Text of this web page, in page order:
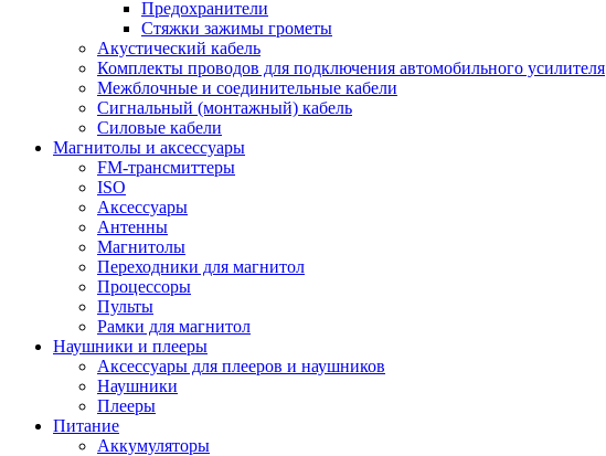
Предохранители
Стяжки зажимы грометы
Акустический кабель
Комплекты проводов для подключения автомобильного усилителя
Межблочные и соединительные кабели
Сигнальный (монтажный) кабель
Силовые кабели
Магнитолы и аксессуары
FM-трансмиттеры
ISO
Аксессуары
Антенны
Магнитолы
Переходники для магнитол
Процессоры
Пульты
Рамки для магнитол
Наушники и плееры
Аксессуары для плееров и наушников
Наушники
Плееры
Питание
Аккумуляторы